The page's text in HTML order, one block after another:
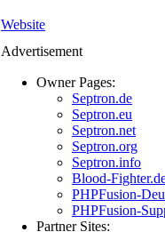
Website
Advertisement
Owner Pages:
Septron.de
Septron.eu
Septron.net
Septron.org
Septron.info
Blood-
PHPFusion-
PHPFusion-
Partner Sites: